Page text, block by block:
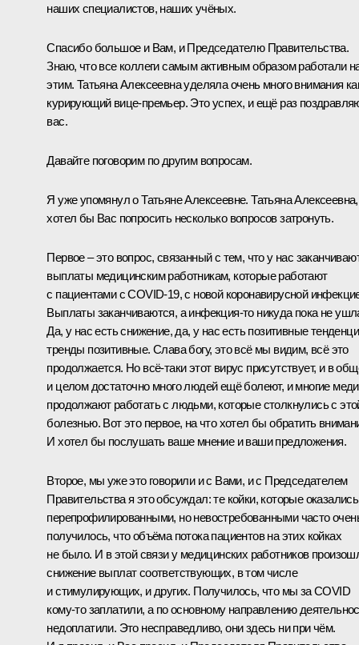
наших специалистов, наших учёных.
Спасибо большое и Вам, и Председателю Правительства.
Знаю, что все коллеги самым активным образом работали
этим. Татьяна Алексеевна уделяла очень много внимания
курирующий вице‑премьер. Это успех, и ещё раз
вас.
Давайте поговорим по другим вопросам.
Я уже упомянул о Татьяне Алексеевне. Татьяна Алексеевна,
хотел бы Вас попросить несколько вопросов затронуть.
Первое – это вопрос, связанный с тем, что у нас
выплаты медицинским работникам, которые работают
с пациентами с COVID‑19, с новой коронавирусной
Выплаты заканчиваются, а инфекция‑то никуда пока не
Да, у нас есть снижение, да, у нас есть позитивные
тренды позитивные. Слава богу, это всё мы видим, всё это
продолжается. Но всё‑таки этот вирус присутствует, и в
и целом достаточно много людей ещё болеют, и многие
продолжают работать с людьми, которые столкнулись с
болезнью. Вот это первое, на что хотел бы обратить
И хотел бы послушать ваше мнение и ваши предложения.
Второе, мы уже это говорили и с Вами, и с Председателем
Правительства я это обсуждал: те койки, которые оказались
перепрофилированными, но невостребованными часто
получилось, что объёма потока пациентов на этих койках
не было. И в этой связи у медицинских работников
снижение выплат соответствующих, в том числе
и стимулирующих, и других. Получилось, что мы за COVID
кому‑то заплатили, а по основному направлению
недоплатили. Это несправедливо, они здесь ни при чём.